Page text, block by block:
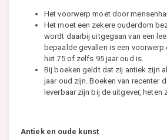
Het voorwerp moet door
Het moet een zekere ouderdom
wordt daarbij uitgegaan van een
bepaalde gevallen is een
het 75 of zelfs 95 jaar oud is.
Bij boeken geldt dat zij antiek zijn
jaar oud zijn. Boeken van recenter
leverbaar zijn bij de uitgever, heten
Antiek en oude kunst